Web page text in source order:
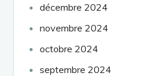
décembre 2024
novembre 2024
octobre 2024
septembre 2024